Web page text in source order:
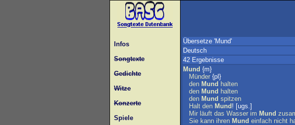
Infos
Songtexte
Gedichte
Witze
Konzerte
Spiele
Übersetze 'Mund'
Deutsch
42 Ergebnisse
Mund {m}
Münder {pl}
den Mund halten
den Mund halten
den Mund spitzen
Halt den Mund ! [ugs.]
Mir läuft das Wasser im Mund
Sie kann ihren Mund einfach nicht